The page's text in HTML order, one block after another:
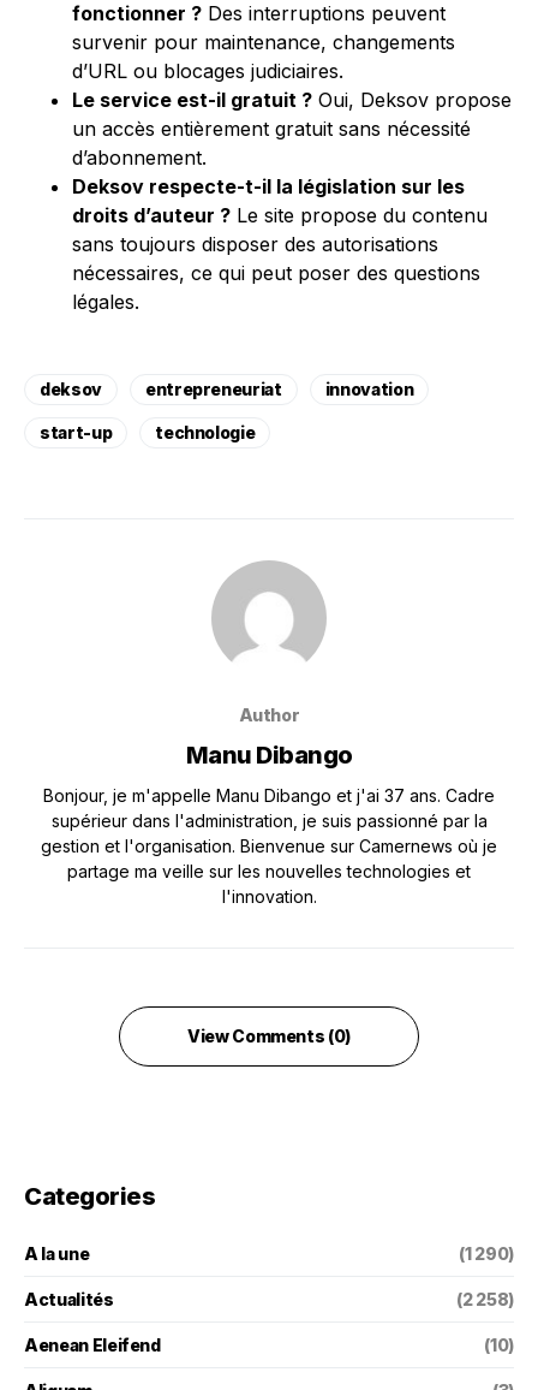
fonctionner ? Des interruptions peuvent
survenir pour maintenance, changements
d’URL ou blocages judiciaires.
Le service est-il gratuit ? Oui, Deksov propose
un accès entièrement gratuit sans nécessité
d’abonnement.
Deksov respecte-t-il la législation sur les
droits d’auteur ? Le site propose du contenu
sans toujours disposer des autorisations
nécessaires, ce qui peut poser des questions
légales.
deksov entrepreneuriat innovation
start-up technologie
Author
Manu Dibango
Bonjour, je m'appelle Manu Dibango et j'ai 37 ans. Cadre
supérieur dans l'administration, je suis passionné par la
gestion et l'organisation. Bienvenue sur Camernews où je
partage ma veille sur les nouvelles technologies et
l'innovation.
View Comments (0)
Categories
A la une (1 290)
Actualités (2 258)
Aenean Eleifend (10)